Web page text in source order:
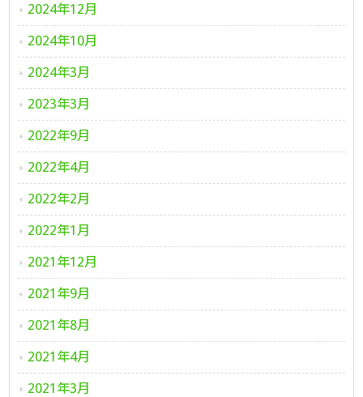
2024年12月
2024年10月
2024年3月
2023年3月
2022年9月
2022年4月
2022年2月
2022年1月
2021年12月
2021年9月
2021年8月
2021年4月
2021年3月